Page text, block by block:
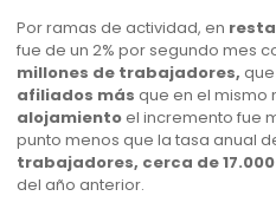
Por ramas de actividad, en
fue de un 2% por segundo mes
millones de trabajadores,
afiliados más que en el mismo
alojamientoel incremento fue
punto menos que la tasa anual
trabajadores, cerca de
del año anterior.